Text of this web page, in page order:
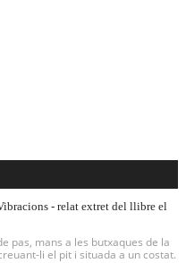
- relat extret del llibre el
pas, mans a les butxaques de la
li el pit i situada a un costat.